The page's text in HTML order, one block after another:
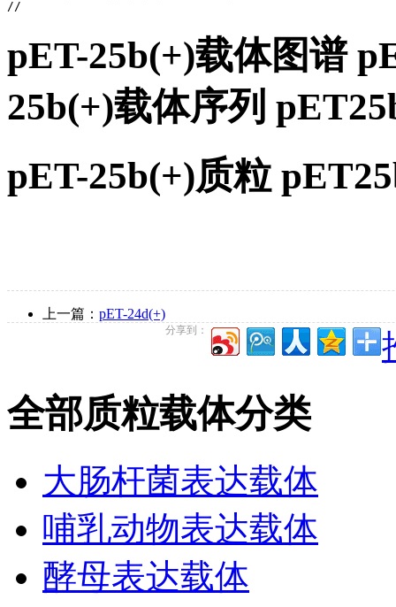
pET-25b(+)载体图谱
25b(+)载体序列
pET-25b(+)质粒
上一篇： pET-24d(+)
分享到：
全部质粒载体分类
大肠杆菌表达载体
哺乳动物表达载体
酵母表达载体